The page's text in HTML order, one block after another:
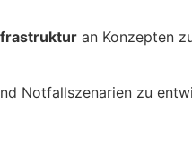
an Konzepten
Notfallszenarien zu